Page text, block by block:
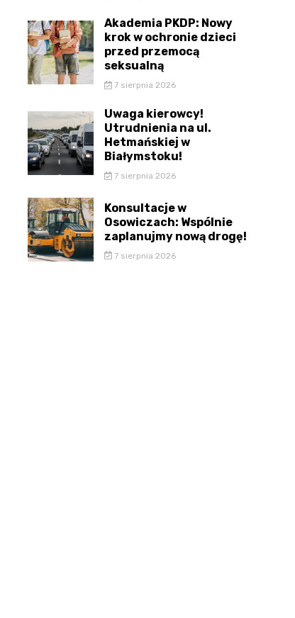
Akademia PKDP: Nowy
krok w ochronie dzieci
przed przemocą
seksualną
7 sierpnia 2026
Uwaga kierowcy!
Utrudnienia na ul.
Hetmańskiej w
Białymstoku!
7 sierpnia 2026
Konsultacje w
Osowiczach: Wspólnie
zaplanujmy nową drogę!
7 sierpnia 2026